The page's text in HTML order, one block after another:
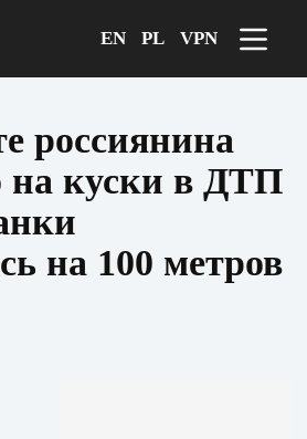
EN PL VPN
россиянина
на куски в ДТП
на 100 метров